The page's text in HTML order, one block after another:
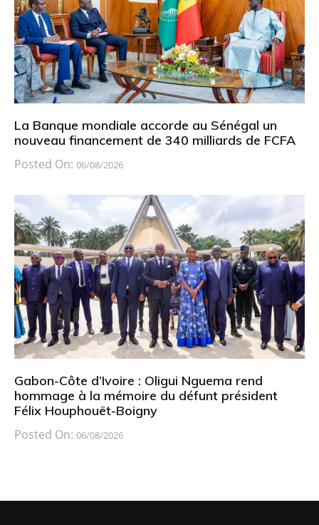
La Banque mondiale accorde au Sénégal un
nouveau financement de 340 milliards de FCFA
Posted On: 06/08/2026
Gabon-Côte d’Ivoire : Oligui Nguema rend
hommage à la mémoire du défunt président
Félix Houphouët-Boigny
Posted On: 06/08/2026